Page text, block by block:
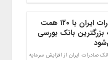
بانک صادرات ایران با ۱۲۰ همت
بزرگترین بانک بورسی
صادرات ایران از افزایش سرمایه